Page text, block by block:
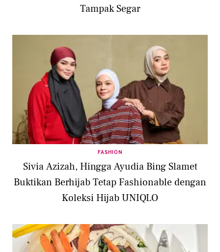
Tampak Segar
FASHION
Sivia Azizah, Hingga Ayudia Bing Slamet
Buktikan Berhijab Tetap Fashionable dengan
Koleksi Hijab UNIQLO